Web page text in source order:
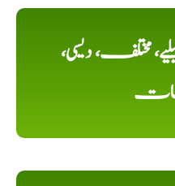
مختلف، دیسی،